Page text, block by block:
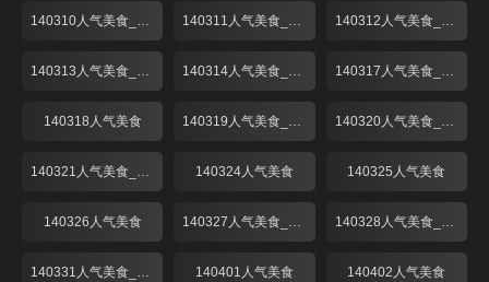
140310人气美食_001 140311人气美食_001 140312人气美食_001
140313人气美食_001 140314人气美食_001 140317人气美食_001
140318人气美食 140319人气美食_001 140320人气美食_001
140321人气美食_001 140324人气美食 140325人气美食
140326人气美食 140327人气美食_001 140328人气美食_001
140331人气美食_001 140401人气美食 140402人气美食